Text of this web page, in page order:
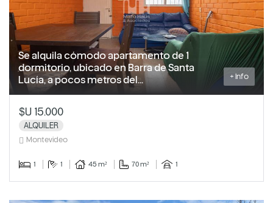
Se alquila cómodo apartamento de 1
dormitorio, ubicado en Barra de Santa
Lucía, a pocos metros del...
+ Info
$U 15.000
ALQUILER
Montevideo
1 1 45 m² 70 m² 1